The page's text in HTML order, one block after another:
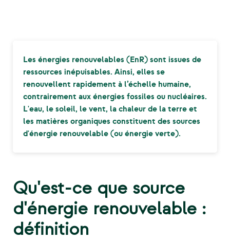
Les énergies renouvelables (EnR) sont issues de
ressources inépuisables. Ainsi, elles se
renouvellent rapidement à l’échelle humaine,
contrairement aux énergies fossiles ou nucléaires.
L'eau, le soleil, le vent, la chaleur de la terre et
les matières organiques constituent des sources
d'énergie renouvelable (ou énergie verte).
Qu'est-ce que source
d'énergie renouvelable :
définition